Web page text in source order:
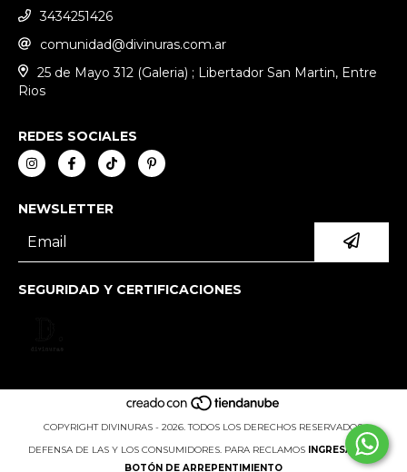
3434251426
comunidad@divinuras.com.ar
25 de Mayo 312 (Galeria) ; Libertador San Martin, Entre
Rios
REDES SOCIALES
NEWSLETTER
SEGURIDAD Y CERTIFICACIONES
COPYRIGHT DIVINURAS - 2026. TODOS LOS DERECHOS RESERVADOS.
DEFENSA DE LAS Y LOS CONSUMIDORES. PARA RECLAMOS INGRESÁ ACÁ.
BOTÓN DE ARREPENTIMIENTO